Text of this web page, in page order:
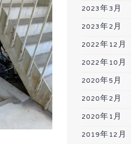
2023年3月
2023年2月
2022年12月
2022年10月
2020年5月
2020年2月
2020年1月
2019年12月